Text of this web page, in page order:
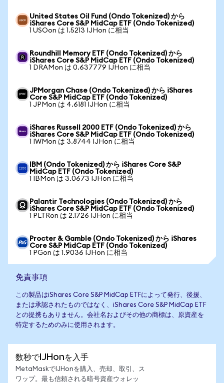
United States Oil Fund (Ondo Tokenized) から
iShares Core S&P MidCap ETF (Ondo Tokenized)
1 USOon は 1.5213 IJHon に相当
Roundhill Memory ETF (Ondo Tokenized) から
iShares Core S&P MidCap ETF (Ondo Tokenized)
1 DRAMon は 0.637779 IJHon に相当
JPMorgan Chase (Ondo Tokenized) から iShares
Core S&P MidCap ETF (Ondo Tokenized)
1 JPMon は 4.6181 IJHon に相当
iShares Russell 2000 ETF (Ondo Tokenized) から
iShares Core S&P MidCap ETF (Ondo Tokenized)
1 IWMon は 3.8744 IJHon に相当
IBM (Ondo Tokenized) から iShares Core S&P
MidCap ETF (Ondo Tokenized)
1 IBMon は 3.0673 IJHon に相当
Palantir Technologies (Ondo Tokenized) から
iShares Core S&P MidCap ETF (Ondo Tokenized)
1 PLTRon は 2.1726 IJHon に相当
Procter & Gamble (Ondo Tokenized) から iShares
Core S&P MidCap ETF (Ondo Tokenized)
1 PGon は 1.9036 IJHon に相当
免責事項
この製品はiShares Core S&P MidCap ETFによって発行、後援、
または承認されたものではなく、iShares Core S&P MidCap ETF
との提携もありません。会社名およびその他の商標は、原資産を
特定するためのみに使用されます。
数秒でIJHonを入手
MetaMaskでIJHonを購入、売却、取引、ス
ワップ。最も信頼される暗号資産ウォレッ